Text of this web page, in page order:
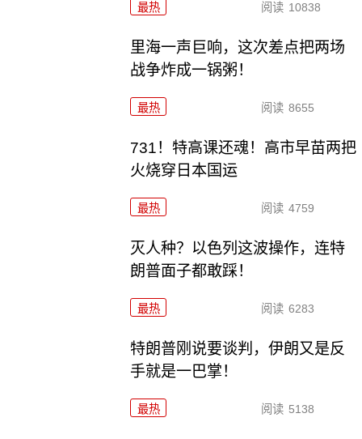
最热 阅读 10838
里海一声巨响，这次差点把两场
战争炸成一锅粥！
最热 阅读 8655
731！特高课还魂！高市早苗两把
火烧穿日本国运
最热 阅读 4759
灭人种？以色列这波操作，连特
朗普面子都敢踩！
最热 阅读 6283
特朗普刚说要谈判，伊朗又是反
手就是一巴掌！
最热 阅读 5138